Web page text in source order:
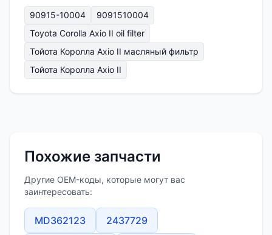
90915-10004
9091510004
Toyota Corolla Axio II oil filter
Тойота Королла Аxio II масляный фильтр
Тойота Королла Аxio II
Похожие запчасти
Другие OEM-коды, которые могут вас
заинтересовать:
MD362123 2437729